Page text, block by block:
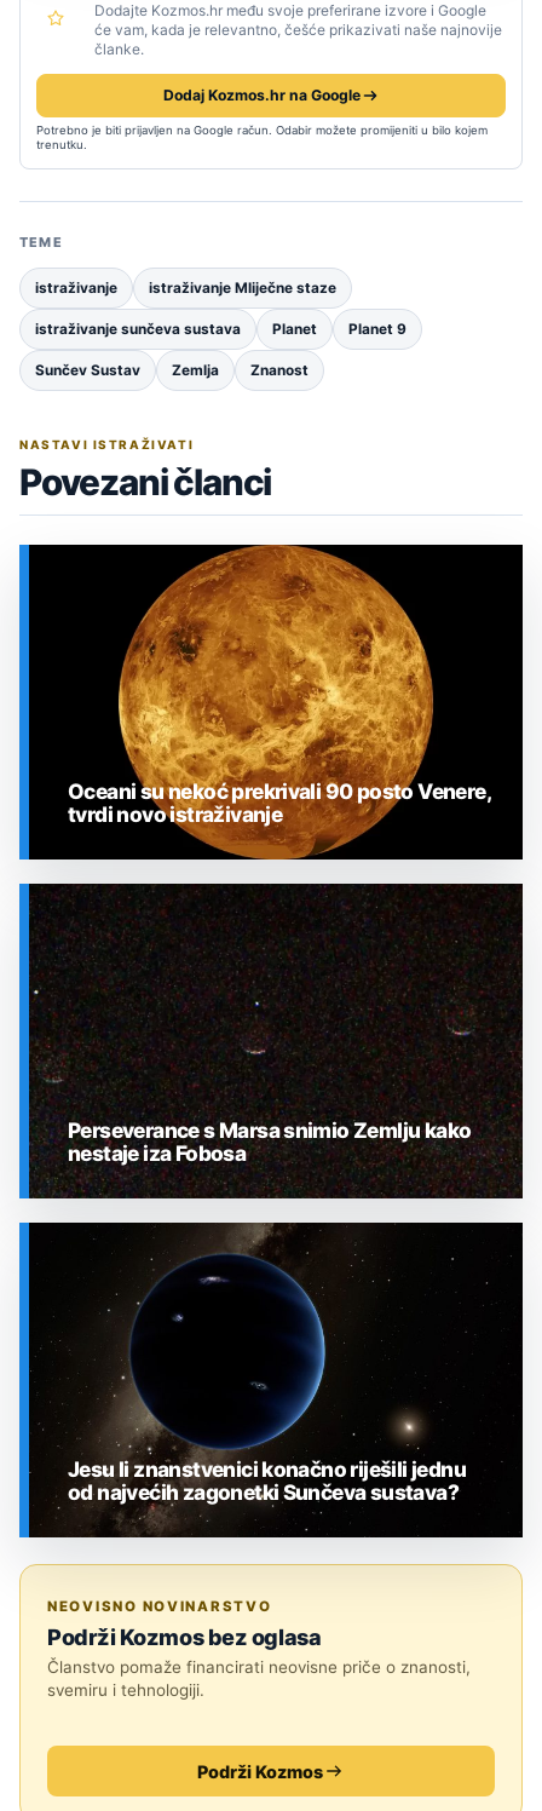
Dodajte Kozmos.hr među svoje preferirane izvore i Google
će vam, kada je relevantno, češće prikazivati naše najnovije
članke.
Dodaj Kozmos.hr na Google
Potrebno je biti prijavljen na Google račun. Odabir možete promijeniti u bilo kojem
trenutku.
TEME
istraživanje istraživanje Mliječne staze
istraživanje sunčeva sustava Planet Planet 9
Sunčev Sustav Zemlja Znanost
NASTAVI ISTRAŽIVATI
Povezani članci
SVEMIR
Oceani su nekoć prekrivali 90 posto Venere,
tvrdi novo istraživanje
SVEMIR
Perseverance s Marsa snimio Zemlju kako
nestaje iza Fobosa
Jesu li znanstvenici konačno riješili jednu
od najvećih zagonetki Sunčeva sustava?
NEOVISNO NOVINARSTVO
Podrži Kozmos bez oglasa
Članstvo pomaže financirati neovisne priče o znanosti,
svemiru i tehnologiji.
Podrži Kozmos